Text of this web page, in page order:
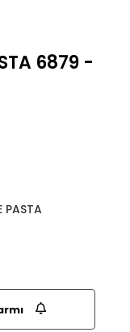
6879 -
PASTA